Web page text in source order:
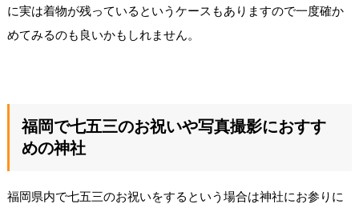
に実は着物が残っているというケースもありますので一度確か
めてみるのも良いかもしれません。
福岡で七五三のお祝いや写真撮影におすす
めの神社
福岡県内で七五三のお祝いをするという場合は神社にお参りに